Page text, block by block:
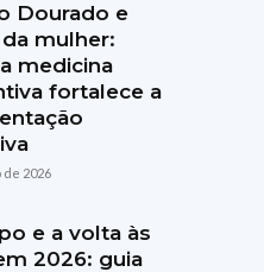
Dourado e
mulher:
medicina
fortalece a
de 2026
e a volta às
2026: guia